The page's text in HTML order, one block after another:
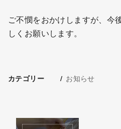
ご不憫をおかけしますが、今
しくお願いします。
カテゴリー お知らせ